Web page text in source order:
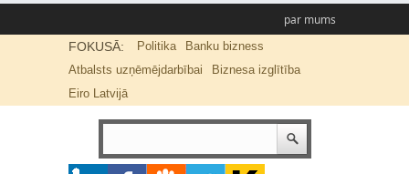
par mums
FOKUSĀ: Politika
Banku bizness
Atbalsts uzņēmējdarbībai
Biznesa izglītība
Eiro Latvijā